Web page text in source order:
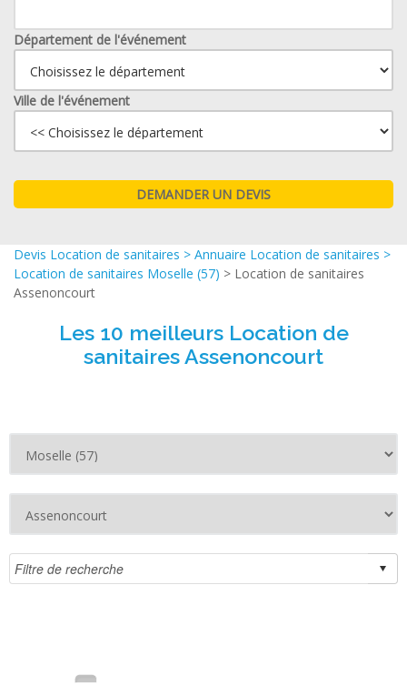
Département de l'événement
Ville de l'événement
Devis Location de sanitaires > Annuaire Location de sanitaires >
Location de sanitaires Moselle (57) > Location de sanitaires
Assenoncourt
Les 10 meilleurs Location de
sanitaires Assenoncourt